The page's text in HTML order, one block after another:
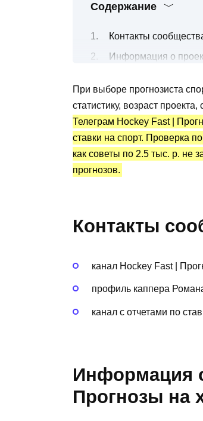
Содержание
Контакты
Информация о
Пример воровства
Канал Telegram
Преимущества и
При выборе прогнозиста
статистику, возраст
Телеграм Hockey Fast |
ставки на спорт. Проверка
как советы по 2.5 тыс. р. не
прогнозов.
Контакты
канал Hockey Fast |
профиль каппера
канал с отчетами по
Информация
Прогнозы на